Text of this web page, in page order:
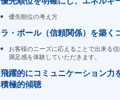
優先順位の考え方
ラ・ポール（信頼関係）を築く
お客様のニーズに応えることで出来る
満足感を体験していただきます。
飛躍的にコミュニケーション力
積極的傾聴